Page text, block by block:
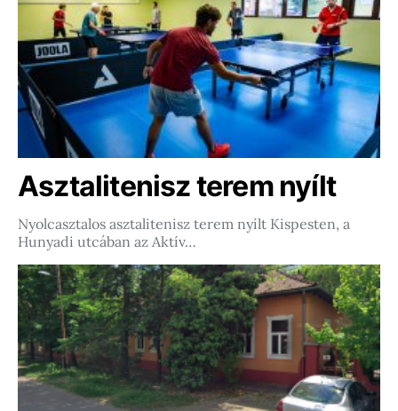
Asztalitenisz terem nyílt
Nyolcasztalos asztalitenisz terem nyílt Kispesten, a
Hunyadi utcában az Aktív…